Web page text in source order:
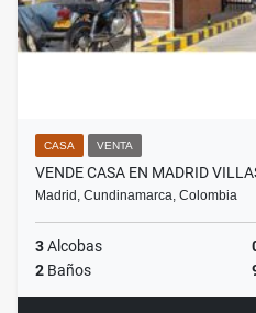
CASA VENTA
VENDE CASA EN MADRID
Madrid, Cundinamarca, Colombia
3Alcobas
2 Baños